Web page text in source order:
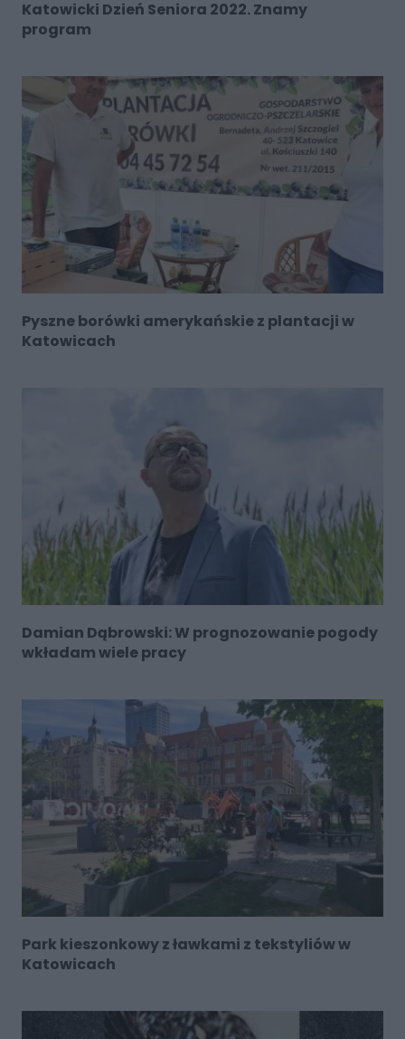
Katowicki Dzień Seniora 2022. Znamy
program
Pyszne borówki amerykańskie z plantacji w
Katowicach
Damian Dąbrowski: W prognozowanie pogody
wkładam wiele pracy
Park kieszonkowy z ławkami z tekstyliów w
Katowicach